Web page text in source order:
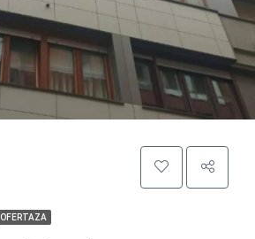
OFERTAZA